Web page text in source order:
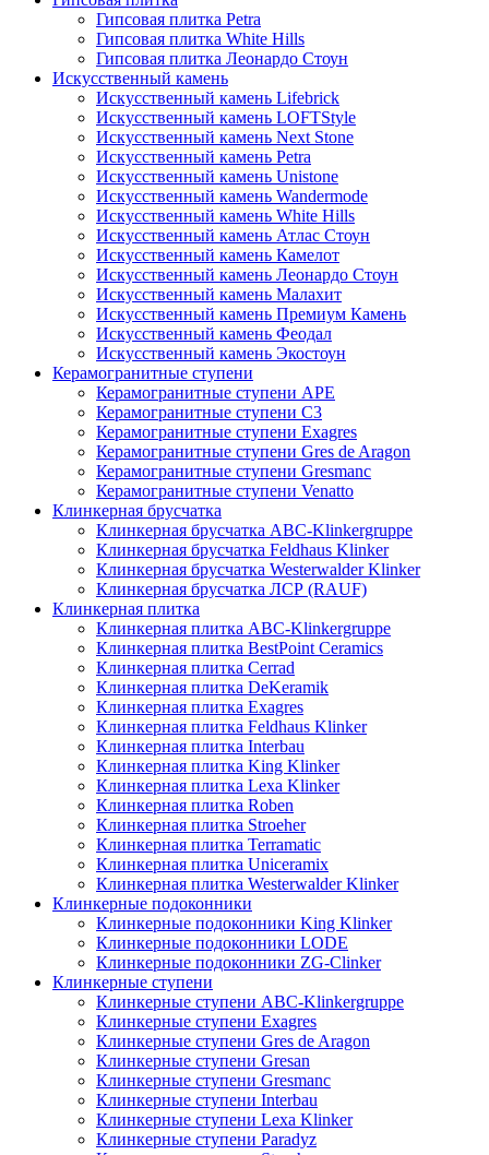
Гипсовая плитка Petra
Гипсовая плитка White Hills
Гипсовая плитка Леонардо Стоун
Искусственный камень
Искусственный камень Lifebrick
Искусственный камень LOFTStyle
Искусственный камень Next Stone
Искусственный камень Petra
Искусственный камень Unistone
Искусственный камень Wandermode
Искусственный камень White Hills
Искусственный камень Атлас Стоун
Искусственный камень Камелот
Искусственный камень Леонардо Стоун
Искусственный камень Малахит
Искусственный камень Премиум Камень
Искусственный камень Феодал
Искусственный камень Экостоун
Керамогранитные ступени
Керамогранитные ступени APE
Керамогранитные ступени C3
Керамогранитные ступени Exagres
Керамогранитные ступени Gres de Aragon
Керамогранитные ступени Gresmanc
Керамогранитные ступени Venatto
Клинкерная брусчатка
Клинкерная брусчатка ABC-Klinkergruppe
Клинкерная брусчатка Feldhaus Klinker
Клинкерная брусчатка Westerwalder Klinker
Клинкерная брусчатка ЛСР (RAUF)
Клинкерная плитка
Клинкерная плитка ABC-Klinkergruppe
Клинкерная плитка BestPoint Ceramics
Клинкерная плитка Cerrad
Клинкерная плитка DeKeramik
Клинкерная плитка Exagres
Клинкерная плитка Feldhaus Klinker
Клинкерная плитка Interbau
Клинкерная плитка King Klinker
Клинкерная плитка Lexa Klinker
Клинкерная плитка Roben
Клинкерная плитка Stroeher
Клинкерная плитка Terramatic
Клинкерная плитка Uniceramix
Клинкерная плитка Westerwalder Klinker
Клинкерные подоконники
Клинкерные подоконники King Klinker
Клинкерные подоконники LODE
Клинкерные подоконники ZG-Clinker
Клинкерные ступени
Клинкерные ступени ABC-Klinkergruppe
Клинкерные ступени Exagres
Клинкерные ступени Gres de Aragon
Клинкерные ступени Gresan
Клинкерные ступени Gresmanc
Клинкерные ступени Interbau
Клинкерные ступени Lexa Klinker
Клинкерные ступени Paradyz